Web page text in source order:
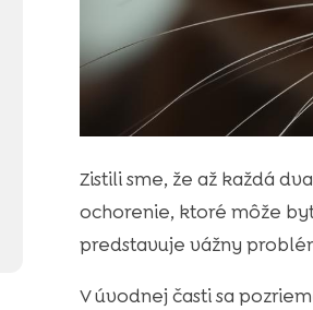
Zistili sme, že až každá
ochorenie, ktoré môže
predstavuje vážny
V úvodnej časti sa